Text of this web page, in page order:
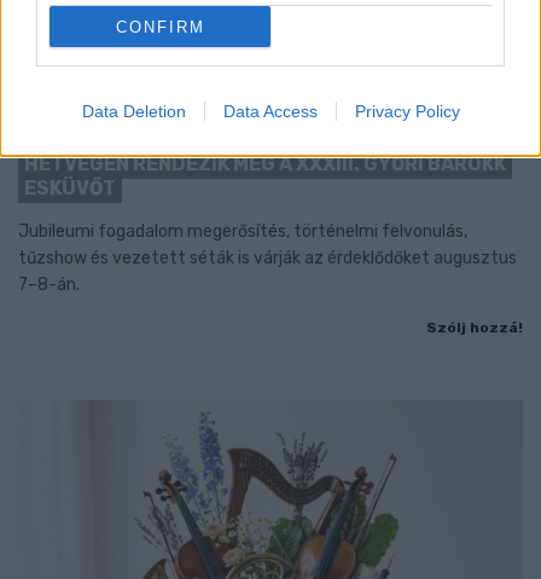
CONFIRM
Data Deletion Data Access Privacy Policy
HÉTVÉGÉN RENDEZIK MEG A XXXIII. GYŐRI BAROKK
ESKÜVŐT
Jubileumi fogadalom megerősítés, történelmi felvonulás,
tűzshow és vezetett séták is várják az érdeklődőket augusztus
7–8-án.
Szólj hozzá!